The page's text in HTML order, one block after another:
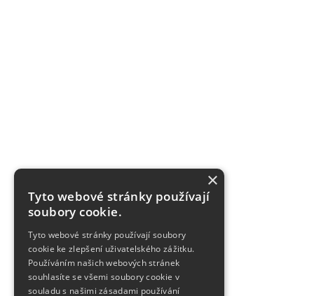
×
Tyto webové stránky používají
soubory cookie.
Tyto webové stránky používají soubory
cookie ke zlepšení uživatelského zážitku.
Používáním našich webových stránek
souhlasíte se všemi soubory cookie v
souladu s našimi zásadami používání